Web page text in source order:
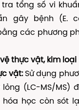
tổng số vi
gây bệnh (E.
các phương
thực vật, kim loại
vật:Sử dụng
lỏng (LC-MS/MS)
học còn sót